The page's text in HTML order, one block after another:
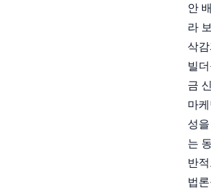
안
라
삭
빌
금
마
성
는
반
법